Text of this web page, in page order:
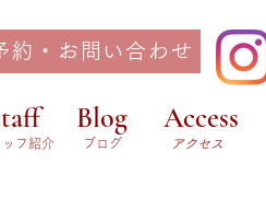
約・お問い合わせ
Blog Access
フ紹介 ブログ ​アクセス